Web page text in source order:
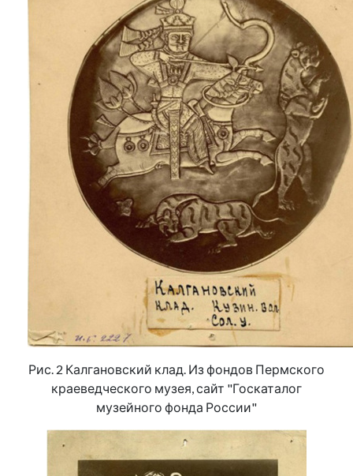
Рис. 2 Калгановский клад. Из фондов Пермского
краеведческого музея, сайт "Госкаталог
музейного фонда России"